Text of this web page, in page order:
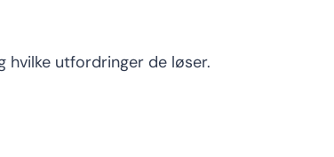
hvilke utfordringer de løser.